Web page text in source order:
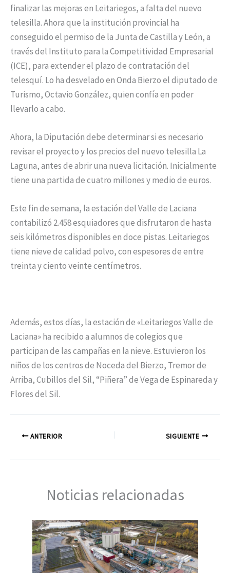
finalizar las mejoras en Leitariegos, a falta del nuevo
telesilla. Ahora que la institución provincial ha
conseguido el permiso de la Junta de Castilla y León, a
través del Instituto para la Competitividad Empresarial
(ICE), para extender el plazo de contratación del
telesquí. Lo ha desvelado en Onda Bierzo el diputado de
Turismo, Octavio González, quien confía en poder
llevarlo a cabo.
Ahora, la Diputación debe determinar si es necesario
revisar el proyecto y los precios del nuevo telesilla La
Laguna, antes de abrir una nueva licitación. Inicialmente
tiene una partida de cuatro millones y medio de euros.
Este fin de semana, la estación del Valle de Laciana
contabilizó 2.458 esquiadores que disfrutaron de hasta
seis kilómetros disponibles en doce pistas. Leitariegos
tiene nieve de calidad polvo, con espesores de entre
treinta y ciento veinte centímetros.
Además, estos días, la estación de «Leitariegos Valle de
Laciana» ha recibido a alumnos de colegios que
participan de las campañas en la nieve. Estuvieron los
niños de los centros de Noceda del Bierzo, Tremor de
Arriba, Cubillos del Sil, “Piñera” de Vega de Espinareda y
Flores del Sil.
ANTERIOR SIGUIENTE
Noticias relacionadas